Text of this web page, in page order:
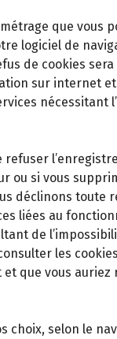
que vous
logiciel de
de cookies
sur internet
nécessitant
refuser
ou si vous
déclinons toute
liées au
de
les
que vous auriez
choix, selon le